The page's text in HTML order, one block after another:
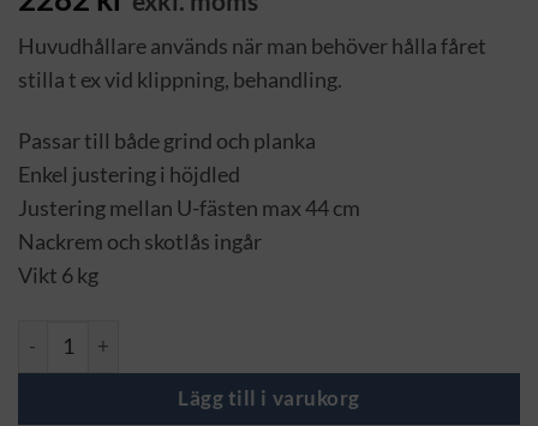
Huvudhållare används när man behöver hålla fåret
stilla t ex vid klippning, behandling.
Passar till både grind och planka
Enkel justering i höjdled
Justering mellan U-fästen max 44 cm
Nackrem och skotlås ingår
Vikt 6 kg
Huvudhållare mängd
Lägg till i varukorg